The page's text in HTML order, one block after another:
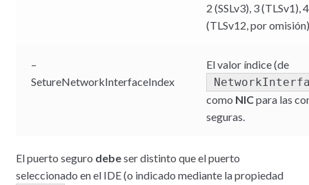
2 (SSLv3), 3 (TLSv1),
(TLSv12, por
–
SetureNetworkInterfaceIndex
El valor índice (de
como NICpara las
seguras.
El puerto seguro debeser distinto que el puerto
seleccionado en el IDE (o indicado mediante la propiedad